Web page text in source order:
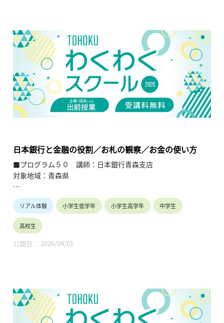
感心を高める。
・お金の流れやお札の偽造防止技術等に関する知識を学習す
る。
【TOHOKUわくわくスクール】主催：公益財団法人東北活性化
研究センター（https://www.kasseiken.jp/）
東北6県ならびに新潟県の小学生・中学生・高校生を対象と
し、当地域に所在し活躍している様々な分野の企業や団体とを
の理解を深めると共に、将来の選択肢の参考としてもらうこと
日本銀行と金融の役割／お札の観察／お金の使い方
■プログラム５０ 講師：日本銀行青森支店
対象地域：青森県
【テーマ】
・日本銀行と金融の役割
・お札（日本銀行券）の観察
・お金の使い方
るのは、偽造防止技術に基いた信頼関係によることを理解す
る。
リアル体験 小学生低学年 小学生高学年 中学生
高校生
公開日： 2026/04/01